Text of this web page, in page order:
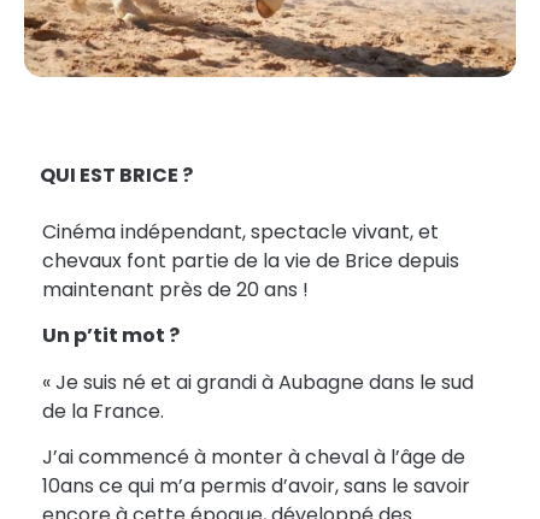
QUI EST BRICE ?
Cinéma indépendant, spectacle vivant, et
chevaux font partie de la vie de Brice depuis
maintenant près de 20 ans !
Un p’tit mot ?
« Je suis né et ai grandi à Aubagne dans le sud
de la France.
J’ai commencé à monter à cheval à l’âge de
10ans ce qui m’a permis d’avoir, sans le savoir